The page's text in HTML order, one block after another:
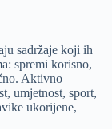
sadržaje koji ih
spremi korisno,
Aktivno
umjetnost, sport,
ukorijene,